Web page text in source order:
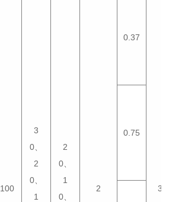
100
3
0、
2
0、
1
2
0、
1
0、
2
0.37
0.75